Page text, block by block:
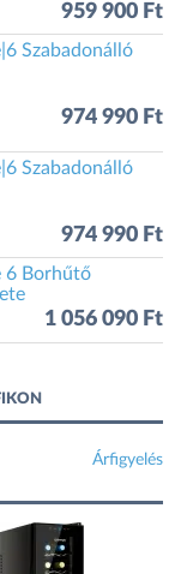
959 900 Ft
Szabadonálló
974 990 Ft
Szabadonálló
974 990 Ft
6 Borhűtő
1 056 090 Ft
Árfigyelés